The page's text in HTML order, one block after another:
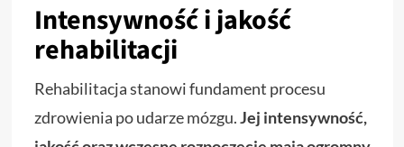
Intensywność i jakość
rehabilitacji
Rehabilitacja stanowi fundament procesu
zdrowienia po udarze mózgu.Jej intensywność,